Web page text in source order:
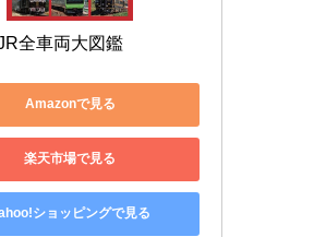
全車両大図鑑
Amazonで見る
楽天市場で見る
ショッピングで見る